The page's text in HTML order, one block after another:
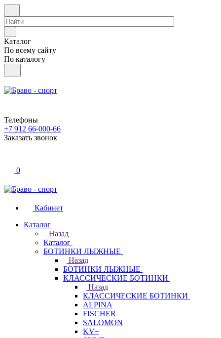
Каталог
По всему сайту
По каталогу
Телефоны
+7 912 66-000-66
Заказать звонок
0
Кабинет
Каталог
Назад
Каталог
БОТИНКИ ЛЫЖНЫЕ
Назад
БОТИНКИ ЛЫЖНЫЕ
КЛАССИЧЕСКИЕ БОТИНКИ
Назад
КЛАССИЧЕСКИЕ БОТИНКИ
ALPINA
FISCHER
SALOMON
KV+